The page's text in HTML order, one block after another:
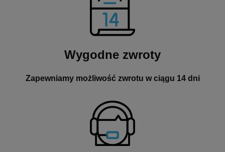
Wygodne zwroty
Zapewniamy możliwość zwrotu w ciągu 14 dni